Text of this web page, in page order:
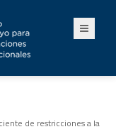
de restricciones a la